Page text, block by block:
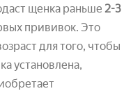
щенка раньше 2-3
прививок. Это
для того, чтобы
установлена,